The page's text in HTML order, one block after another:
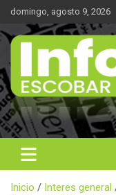
Saltar
contenido
domingo, agosto 9, 2026
Informe 21
Noticas reales
Inicio
Interes general